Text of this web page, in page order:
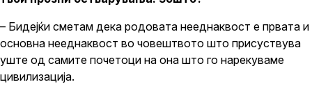
– Бидејќи сметам дека родовата нееднаквост е првата и
основна нееднаквост во човештвото што присуствува
уште од самите почетоци на она што го нарекуваме
цивилизација.